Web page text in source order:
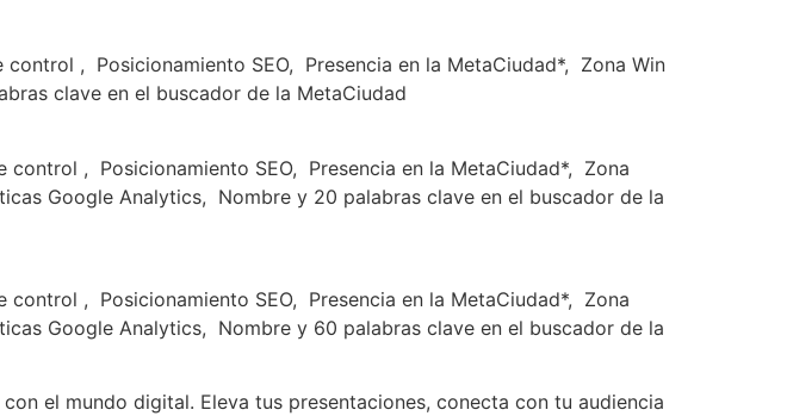
control , Posicionamiento SEO, Presencia en la MetaCiudad*, Zona Win
clave en el buscador de la MetaCiudad
control , Posicionamiento SEO, Presencia en la MetaCiudad*, Zona
Google Analytics, Nombre y 20 palabras clave en el buscador de la
control , Posicionamiento SEO, Presencia en la MetaCiudad*, Zona
Google Analytics, Nombre y 60 palabras clave en el buscador de la
el mundo digital. Eleva tus presentaciones, conecta con tu audiencia